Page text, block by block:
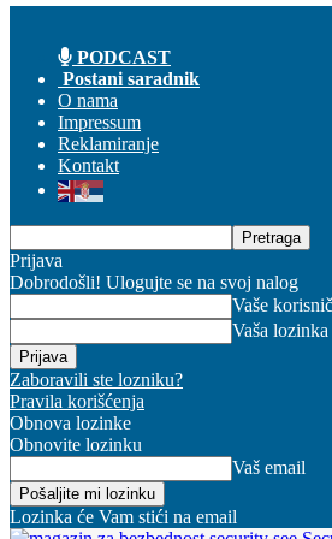
PODCAST
Postani saradnik
O nama
Impressum
Reklamiranje
Kontakt
Prijava
Dobrodošli! Ulogujte se na svoj nalog
Vaše
Vaša lozinka
Zaboravili ste lozniku?
Pravila korišćenja
Obnova lozinke
Obnovite lozinku
Vaš email
Lozinka će Vam stići na email